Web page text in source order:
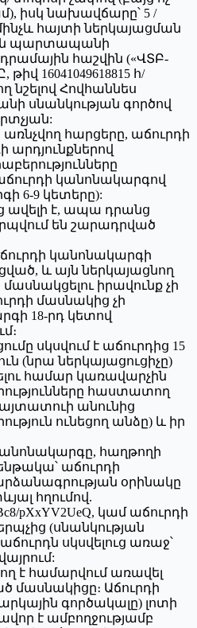
իսկ նախավճարը՝ 5 /
հայտի ներկայացման
պարտապանի
հաշվին («ՎՏԲ-
16041049618815 հ/
նշելով Հովհաննես
սնանկության գործով
հարցերը, աճուրդի
կանոնակարգով
6-9 կետերը):
ավելի է, ապա դրանց
են շարադրված
կանոնակարգի
և այն ներկայացնող
իրավունք չի
մասնակից չի
18-րդ կետով
սկսվում է աճուրդից 15
(նրա ներկայացուցիչը)
համար կառավարչին
հաստատող
անունից
ունեցող անձը) և իր
հաղթողի
աճուրդի
օրինակը
հղումով.
pXxYV2UeQ, կամ աճուրդի
(սնանկության
սկսվելուց առաջ՝
է համարվում առավել
մասնակիցը։ Աճուրդի
գործակալը) լոտի
է ամբողջությամբ